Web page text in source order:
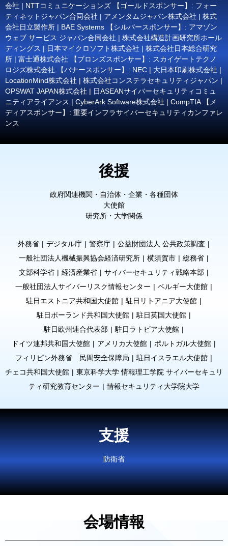
会社 | NTTコミュニケーションズ 【ゴールドスポンサー】: フォー
ティネットジャパン合同会社 | アメンタムジャパン株式会社 | 株式
会社日立製作所 | BAE Systems 【シルバースポンサー】: アマゾン
ウェブ サービス ジャパン合同会社 | 株式会社構造計画研究所ホール
ディングス | 日本マイクロソフト株式会社 | 株式会社日本総合研究
所 | 富士通株式会社 【ブロンズスポンサー】: スカイゲートテクノ
ロジズ株式会社 【バナースポンサー】: NEC | 大日本印刷株式会社 |
LocationMind株式会社 | 株式会社コンステラセキュリティジャパン |
OPSWAT JAPAN株式会社 | 日ASEANサイバーセキュリティコミュ
ニティアライアンス | CyberArk Software株式会社 | CompTIA 【メ
ディアスポンサー】: 重要インフラサイバーセキュリティカンファレ
ンス
後援
政府関連機関・自治体・企業・各種団体
大使館
研究所・大学関係
外務省 デジタル庁 警察庁
公益財団法人 公共政策調査
一般社団法人機械振興協会経済研究所
横須賀市
総務省
文部科学省
経済産業省
サイバーセキュリティ戦略本部
一般社団法人サイバーリスク情報センター
ベルギー大使館
駐日エストニア共和国大使館
駐日リトアニア大使館
駐日ポーランド共和国大使館
駐日英国大使館
駐日欧州連合代表部
駐日ラトビア大使館
ドイツ連邦共和国大使館
アメリカ大使館
ポルトガル大使館
フィリピン外務省 民間安全保障局
駐日イスラエル大使館
チェコ共和国大使館
東京科学大学 情報理工学院 サイバーセキュリ
ティ研究教育センター
情報セキュリティ大学院大学
支援
防衛省
会場情報